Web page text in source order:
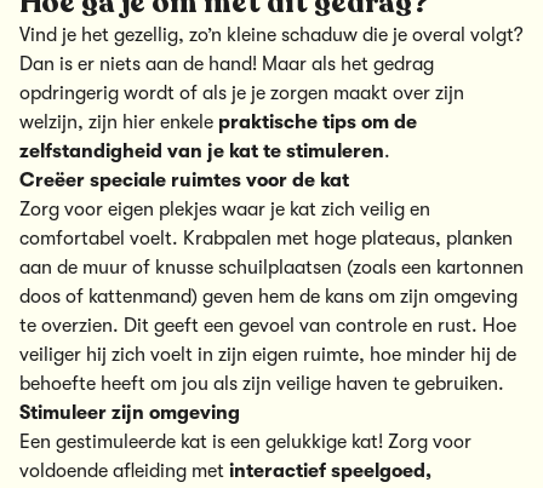
Vind je het gezellig, zo’n kleine schaduw die je overal volgt?
Dan is er niets aan de hand! Maar als het gedrag
opdringerig wordt of als je je zorgen maakt over zijn
welzijn, zijn hier enkele praktische tips om de
zelfstandigheid van je kat te stimuleren.
Creëer speciale ruimtes voor de kat
Zorg voor eigen plekjes waar je kat zich veilig en
comfortabel voelt. Krabpalen met hoge plateaus, planken
aan de muur of knusse schuilplaatsen (zoals een kartonnen
doos of kattenmand) geven hem de kans om zijn omgeving
te overzien. Dit geeft een gevoel van controle en rust. Hoe
veiliger hij zich voelt in zijn eigen ruimte, hoe minder hij de
behoefte heeft om jou als zijn veilige haven te gebruiken.
Stimuleer zijn omgeving
Een gestimuleerde kat is een gelukkige kat! Zorg voor
voldoende afleiding met interactief speelgoed ,